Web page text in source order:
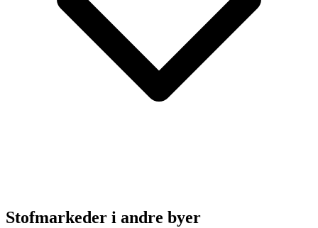
Stofmarkeder i andre byer